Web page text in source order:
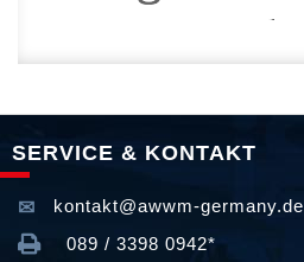
SERVICE & KONTAKT
kontakt@awwm-germany.de
089 / 3398 0942*